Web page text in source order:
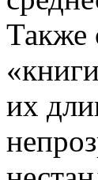
Также
их